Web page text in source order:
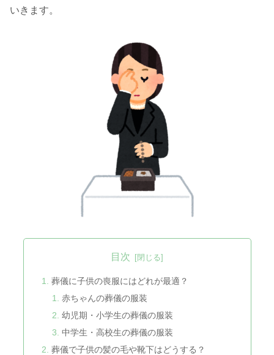
いきます。
目次
葬儀に子供の喪服にはどれが最適？
赤ちゃんの葬儀の服装
幼児期・小学生の葬儀の服装
中学生・高校生の葬儀の服装
葬儀で子供の髪の毛や靴下はどうする？